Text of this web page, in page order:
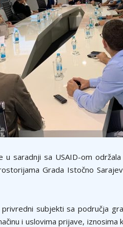
u saradnji sa USAID-om
Grada Istočno
subjekti sa područja
i uslovima prijave, iznosima